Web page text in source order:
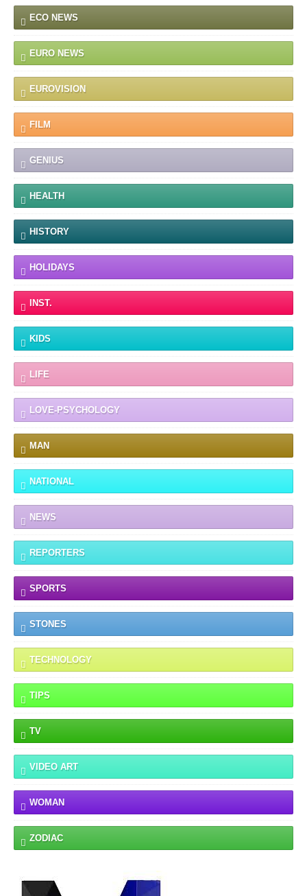
ECO NEWS
EURO NEWS
EUROVISION
FILM
GENIUS
HEALTH
HISTORY
HOLIDAYS
INST.
KIDS
LIFE
LOVE-PSYCHOLOGY
MAN
NATIONAL
NEWS
REPORTERS
SPORTS
STONES
TECHNOLOGY
TIPS
TV
VIDEO ART
WOMAN
ZODIAC